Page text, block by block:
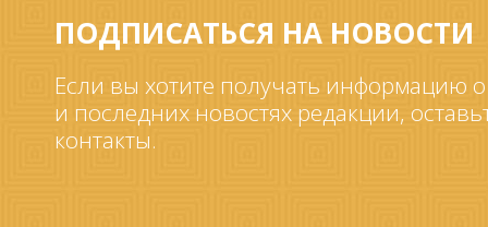
ПОДПИСАТЬСЯ НА НОВОСТИ
Если вы хотите получать информацию
и последних новостях редакции,
контакты.